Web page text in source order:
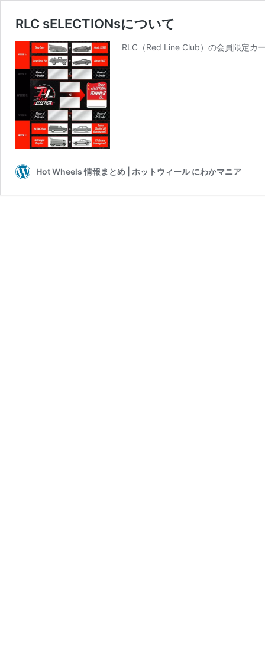
RLC sELECTIONsについて
RLC（Red Line Club）の会員限定カ
Hot Wheels 情報まとめ | ホットウィール にわかマニア